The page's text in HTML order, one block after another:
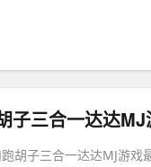
子三合一达达
胡子三合一达达MJ游戏